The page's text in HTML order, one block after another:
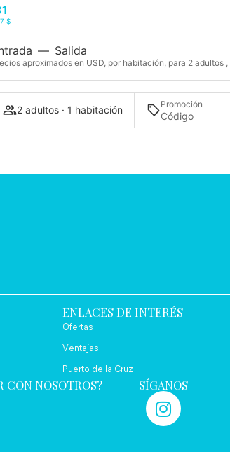
$
— Salida
aproximados en USD, por habitación, para 2 adultos
2 adultos · 1 habitación Promoción
ENLACES DE INTERÉS
Ofertas
Ventajas
Puerto de la Cruz
CON NOSOTROS? SÍGANOS